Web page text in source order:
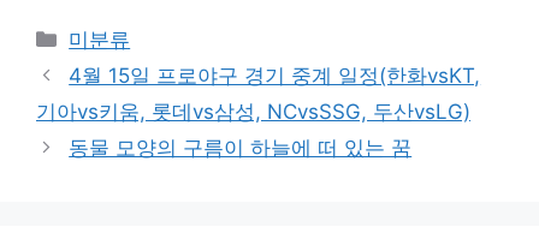
Categories
미분류
4월 15일 프로야구 경기 중계 일정(한화vsKT,
기아vs키움, 롯데vs삼성, NCvsSSG, 두산vsLG)
동물 모양의 구름이 하늘에 떠 있는 꿈